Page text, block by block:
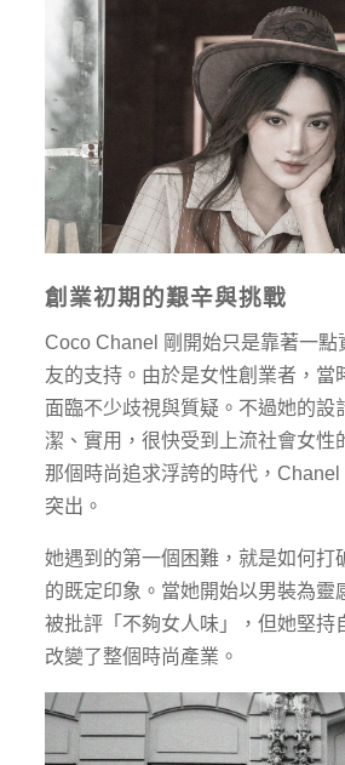
創業初期的艱辛與挑戰
Coco Chanel 剛開始只是靠著一點
友的支持。由於是女性創業者，當
面臨不少歧視與質疑。不過她的設
潔、實用，很快受到上流社會女性
那個時尚追求浮誇的時代，Chanel
突出。
她遇到的第一個困難，就是如何打
的既定印象。當她開始以男裝為靈
被批評「不夠女人味」，但她堅持
改變了整個時尚產業。